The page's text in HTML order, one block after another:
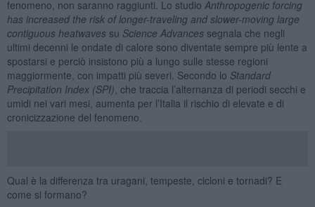
fenomeno, non saranno raggiunti. Lo studio Anthropogenic forcing
has increased the risk of longer-traveling and slower-moving large
contiguous heatwavessu Science Advancessegnala che negli
ultimi decenni le ondate di calore sono diventate sempre più lente a
spostarsi e perciò insistono più a lungo sulle stesse regioni
maggiormente, con impatti più severi. Secondo lo Standard
Precipitation Index (SPI) , che traccia l’alternanza di periodi secchi e
umidi nei vari mesi, aumenta per l’Italia il rischio di elevate e di
cronicizzazione del fenomeno.
Qual è la differenza tra uragani, tempeste, cicloni e tornadi? E
come si formano?